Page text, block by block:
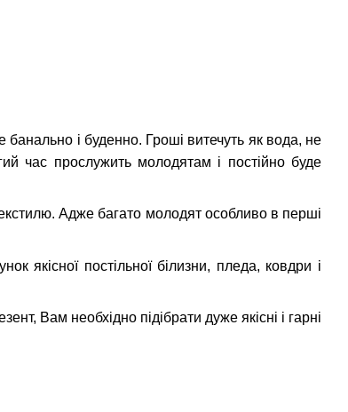
і буденно. Гроші витечуть як вода, не
час прослужить молодятам і постійно буде
Адже багато молодят особливо в перші
якісної постільної білизни, пледа, ковдри і
Вам необхідно підібрати дуже якісні і гарні